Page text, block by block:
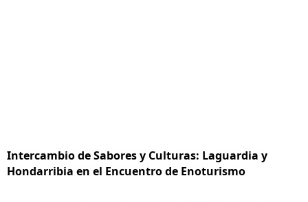
Intercambio de Sabores y Culturas: Laguardia y
Hondarribia en el Encuentro de Enoturismo